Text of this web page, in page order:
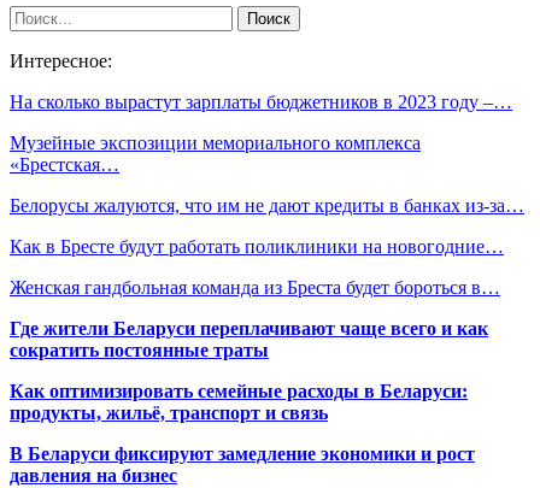
Интересное:
На сколько вырастут зарплаты бюджетников в 2023 году –…
Музейные экспозиции мемориального комплекса
«Брестская…
Белорусы жалуются, что им не дают кредиты в банках из-за…
Как в Бресте будут работать поликлиники на новогодние…
Женская гандбольная команда из Бреста будет бороться в…
Где жители Беларуси переплачивают чаще всего и как
сократить постоянные траты
Как оптимизировать семейные расходы в Беларуси:
продукты, жильё, транспорт и связь
В Беларуси фиксируют замедление экономики и рост
давления на бизнес